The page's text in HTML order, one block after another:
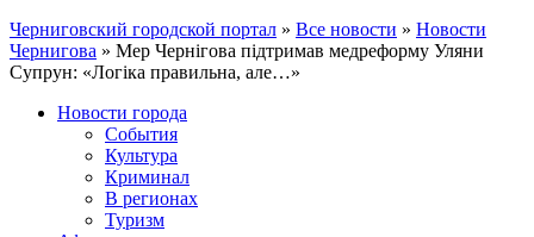
Черниговский городской портал » Все новости » Новости
Чернигова » Мер Чернігова підтримав медреформу Уляни
Супрун: «Логіка правильна, але…»
Новости города
События
Культура
Криминал
В регионах
Туризм